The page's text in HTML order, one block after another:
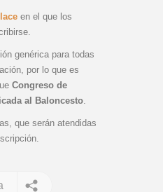
en el que los
genérica para todas
por lo que es
Congreso de
al Baloncesto.
que serán atendidas